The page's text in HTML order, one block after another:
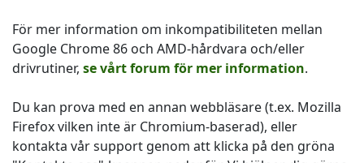
För mer information om inkompatibiliteten mellan
Google Chrome 86 och AMD-hårdvara och/eller
drivrutiner, se vårt forum för mer information.
Du kan prova med en annan webbläsare (t.ex. Mozilla
Firefox vilken inte är Chromium-baserad), eller
kontakta vår support genom att klicka på den gröna